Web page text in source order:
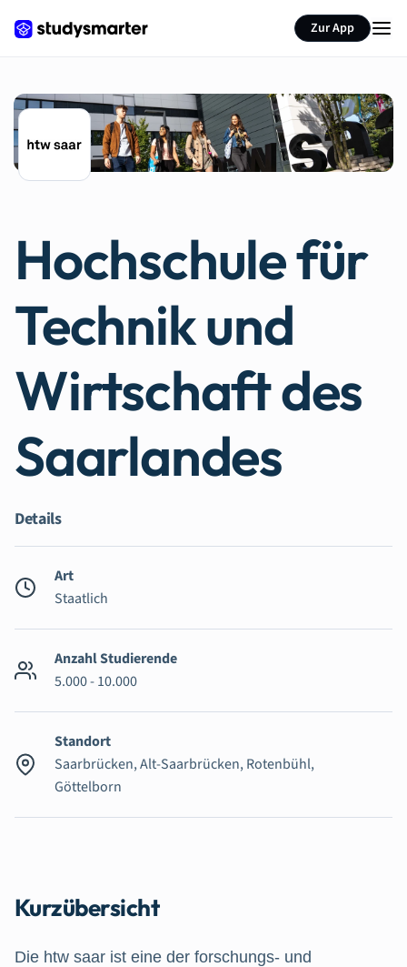
Zur App
Hochschule für
Technik und
Wirtschaft des
Saarlandes
Details
Art
Staatlich
Anzahl Studierende
5.000 - 10.000
Standort
Saarbrücken, Alt-Saarbrücken, Rotenbühl,
Göttelborn
Kurzübersicht
Die htw saar ist eine der forschungs- und